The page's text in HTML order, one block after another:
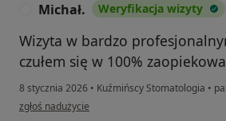
Michał. Weryfikacja wizyty
Wizyta w bardzo
czułem się w 100%
8 stycznia 2026 • Kuźmińscy Stomatologia •
w opinii użytkownika Michał.
zgłoś nadużycie